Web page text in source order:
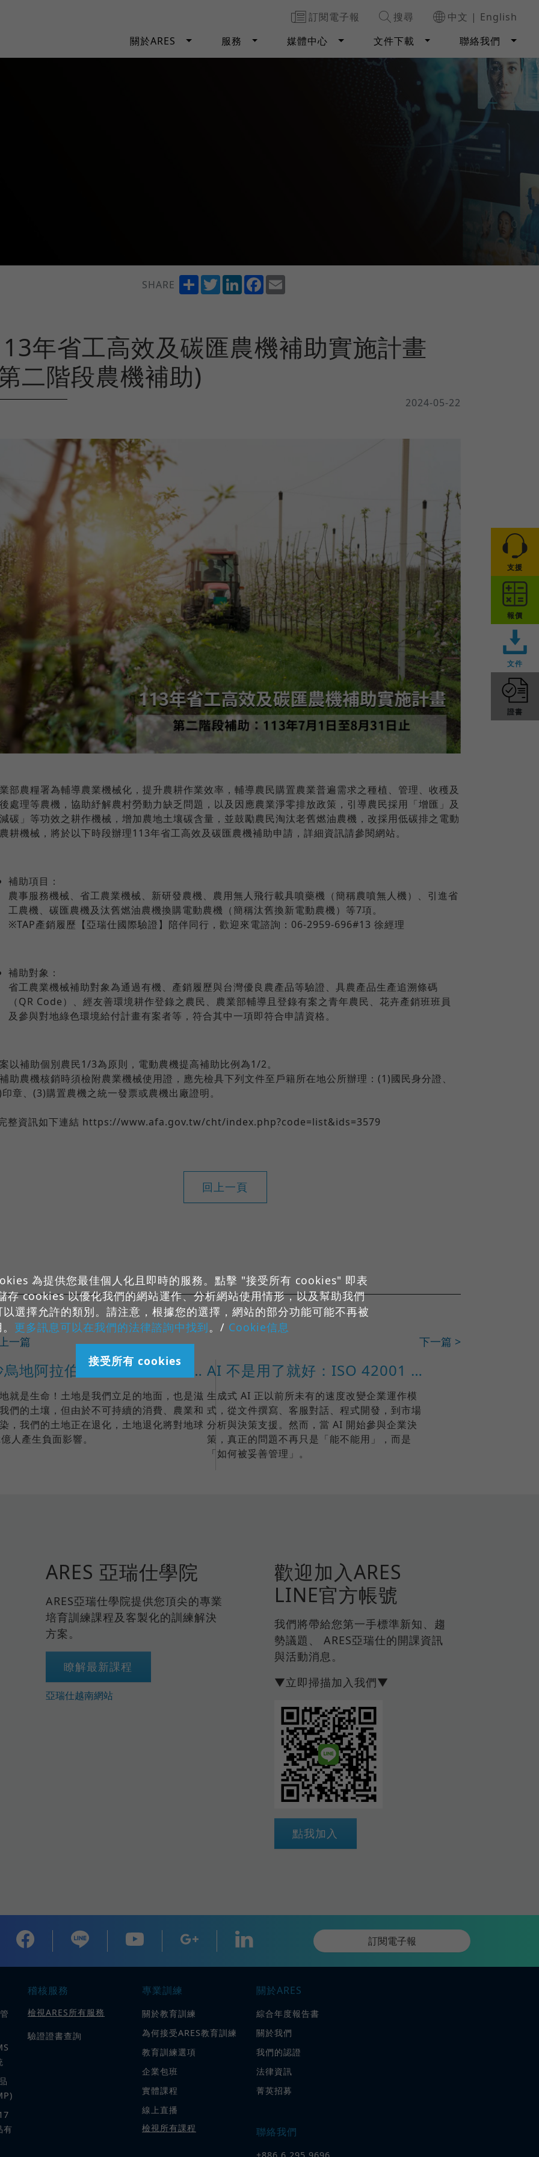
訂閱電子報 搜尋 中文 | English
關於ARES
服務 媒體中心 文件下載 聯絡我們
SHARE ShareTwitterLinkedInFacebook
年省工高效及碳匯農機補助實施計畫
二階段農機補助)
2024-05-22
部農糧署為輔導農業機械化，提升農耕作業效率，輔導農民購置農業普遍需求之種植、管理、收穫及
處理等農機，協助紓解農村勞動力缺乏問題，以及因應農業淨零排放政策，引導農民採用「增匯」及
減碳」等功效之耕作機械，增加農地土壤碳含量，並鼓勵農民淘汰老舊燃油農機，改採用低碳排之電動
耕機械，將於以下時段辦理113年省工高效及碳匯農機補助申請，詳細資訊請參閱網站。
補助項目：
農事服務機械、省工農業機械、新研發農機、農用無人飛行載具噴藥機（簡稱農噴無人機）、引進省
工農機、碳匯農機及汰舊燃油農機換購電動農機（簡稱汰舊換新電動農機）等7項。
※TAP產銷履歷【亞瑞仕國際驗證】陪伴同行，歡迎來電諮詢：06-2959-696#13 徐經理
補助對象：
省工農業機械補助對象為通過有機、產銷履歷與台灣優良農產品等驗證、具農產品生產追溯條碼
（QR Code）、經友善環境耕作登錄之農民、農業部輔導且登錄有案之青年農民、花卉產銷班班員
及參與對地綠色環境給付計畫有案者等，符合其中一項即符合申請資格。
以補助個別農民1/3為原則，電動農機提高補助比例為1/2。
助農機核銷時須檢附農業機械使用證，應先檢具下列文件至戶籍所在地公所辦理：(1)國民身分證、
章、(3)購置農機之統一發票或農機出廠證明。
整資訊如下連結 https://www.afa.gov.tw/cht/index.php?code=list&ids=3579
回上一頁
一篇 下一篇 >
沙烏地阿拉伯主辦2024年世界環境日，重點關注土地恢復、荒漠化和抗旱能力
就是生命！土地是我們立足的地面，也是滋
們的土壤，但由於不可持續的消費、農業和
，我們的土地正在退化，土地退化將對地球
人產生負面影響。
AI 不是用了就好：ISO 42001 如何打造企業可信任的 AI 治理
生成式 AI 正以前所未有的速度改變企業運作模
式，從文件撰寫、客服對話、程式開發，到市場
分析與決策支援。然而，當 AI 開始參與企業決
策，真正的問題不再只是「能不能用」，而是
「如何被妥善管理」。
ARES 亞瑞仕學院
ARES亞瑞仕學院提供您頂尖的專業
培育訓練課程及客製化的訓練解決
方案。
瞭解最新課程
亞瑞仕越南網站
歡迎加入ARES
LINE官方帳號
我們將帶給您第一手標準新知、趨
勢議題、 ARES亞瑞仕的開課資訊
與活動消息。
▼立即掃描加入我們▼
點我加入
訂閱電子報
有
稽核服務
檢視ARES所有服務
驗證證書查詢
專業訓練
關於教育訓練
為何接受ARES教育訓練
教育訓練選項
企業包班
實體課程
線上直播
檢視所有課程
關於ARES
綜合年度報告書
關於我們
我們的認證
法律資訊
菁英招募
聯絡我們
支援
報價
文件
證書
為提供您最佳個人化且即時的服務。點擊 "接受所有 cookies" 即表
存 cookies 以優化我們的網站運作、分析網站使用情形，以及幫助我們
選擇允許的類別。請注意，根據您的選擇，網站的部分功能可能不再被
更多訊息可以在我們的法律諮詢中找到。/ Cookie信息
接受所有 cookies